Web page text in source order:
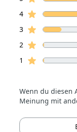
4Sterne
3Sterne
2 Sterne
1
Sterne
Wenn du diesen
Meinung mit